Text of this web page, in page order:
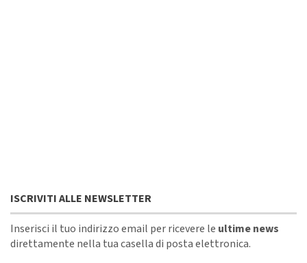
ISCRIVITI ALLE NEWSLETTER
Inserisci il tuo indirizzo email per ricevere le ultime news
direttamente nella tua casella di posta elettronica.